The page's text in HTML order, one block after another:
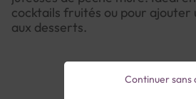
cocktails fruités ou pour ajouter
aux desserts.
Continuer sans